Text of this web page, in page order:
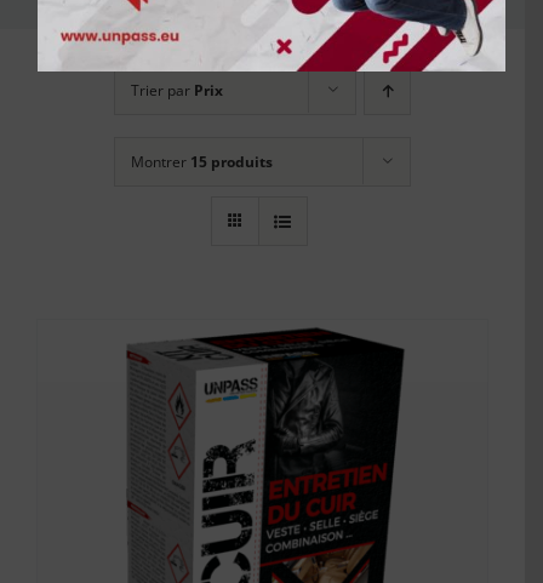
Trier par Prix
Montrer 15 produits